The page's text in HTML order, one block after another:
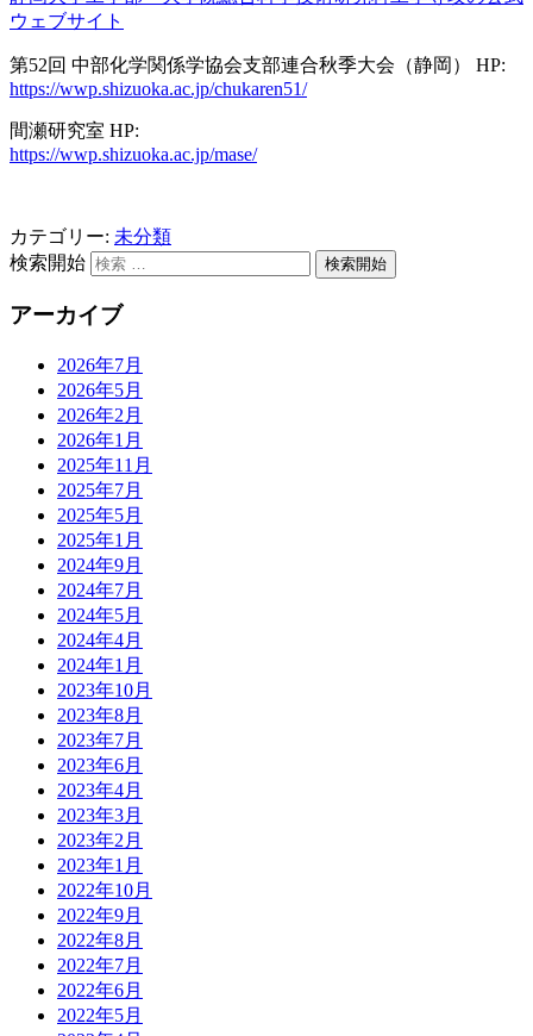
ウェブサイト
第52回 中部化学関係学協会支部連合秋季大会（静岡） HP:
https://wwp.shizuoka.ac.jp/chukaren51/
間瀬研究室 HP:
https://wwp.shizuoka.ac.jp/mase/
カテゴリー: 未分類
検索開始
アーカイブ
2026年7月
2026年5月
2026年2月
2026年1月
2025年11月
2025年7月
2025年5月
2025年1月
2024年9月
2024年7月
2024年5月
2024年4月
2024年1月
2023年10月
2023年8月
2023年7月
2023年6月
2023年4月
2023年3月
2023年2月
2023年1月
2022年10月
2022年9月
2022年8月
2022年7月
2022年6月
2022年5月